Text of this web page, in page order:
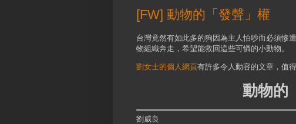
[FW] 動物的「發聲」權
台灣竟然有如此多的狗因為主人怕吵而必須慘
物組織奔走，希望能救回這些可憐的小動物。
劉女士的個人網頁有許多令人動容的文章，值得
動物的
劉威良